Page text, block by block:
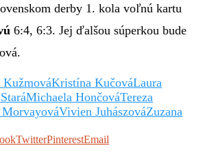
derby 1. kola voľnú kartu
6:4, 6:3. Jej ďalšou súperkou bude
Kristína KučováLaura
Michaela HončováTereza
Vivien JuhászováZuzana
TwitterPinterestEmail